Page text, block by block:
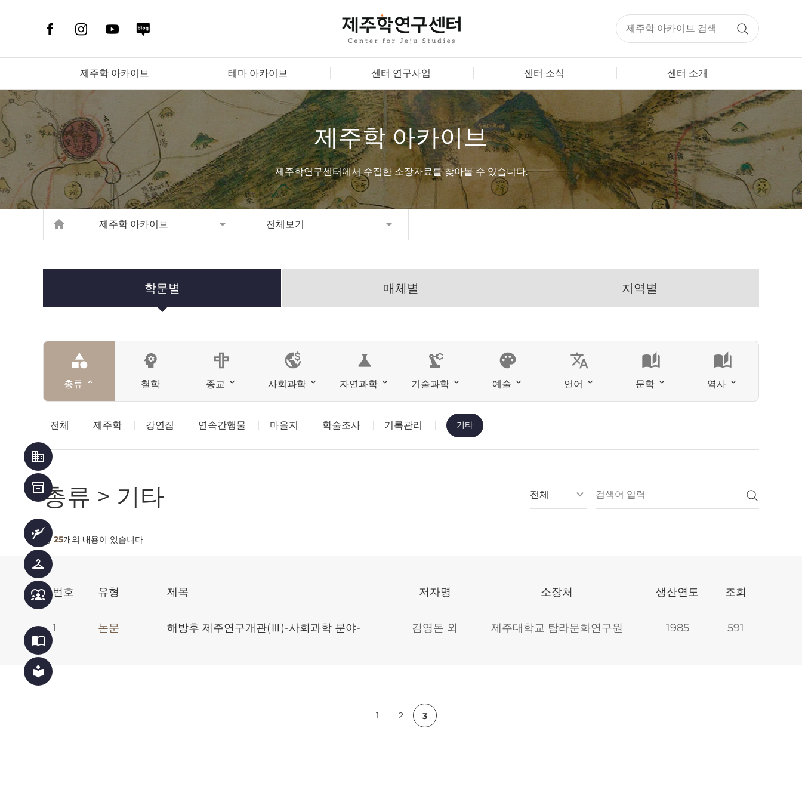
제주학 아카이브 테마 아카이브 센터 연구사업 센터 소식 센터 소개
business
inventory_2
scuba_diving
checkroom
diversity_1
import_contacts
local_library
제주학 아카이브
제주학연구센터에서 수집한 소장자료를 찾아볼 수 있습니다.
home 제주학 아카이브 전체보기
학문별 매체별 지역별
category
총류
psychology
철학 종교 사회과학
science
자연과학
precision_manufacturing
기술과학
palette
예술
translate
언어
auto_stories
문학
auto_stories
역사
전체 제주학 강연집 연속간행물 마을지 학술조사 기록관리 기타
총류 > 기타
총25개의 내용이 있습니다.
번호 유형 제목 저자명 소장처 생산연도 조회
1 논문 해방후 제주연구개관(Ⅲ)-사회과학 분야- 김영돈 외 제주대학교 탐라문화연구원 1985 591
1 2 3